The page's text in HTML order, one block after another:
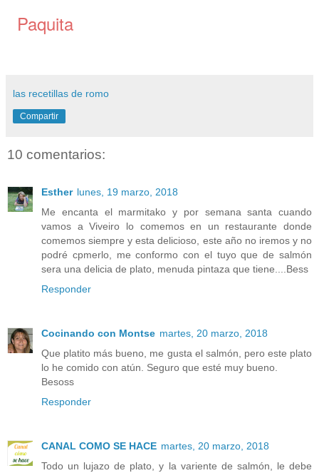
Paquita
las recetillas de romo
Compartir
10 comentarios:
Esther lunes, 19 marzo, 2018
Me encanta el marmitako y por semana santa cuando
vamos a Viveiro lo comemos en un restaurante donde
comemos siempre y esta delicioso, este año no iremos y no
podré cpmerlo, me conformo con el tuyo que de salmón
sera una delicia de plato, menuda pintaza que tiene....Bess
Responder
Cocinando con Montse martes, 20 marzo, 2018
Que platito más bueno, me gusta el salmón, pero este plato
lo he comido con atún. Seguro que esté muy bueno.
Besoss
Responder
CANAL COMO SE HACE martes, 20 marzo, 2018
Todo un lujazo de plato, y la variente de salmón, le debe